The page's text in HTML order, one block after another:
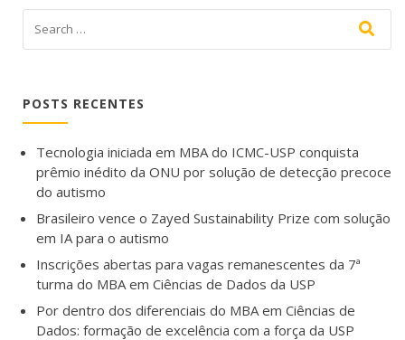
POSTS RECENTES
Tecnologia iniciada em MBA do ICMC-USP conquista
prêmio inédito da ONU por solução de detecção precoce
do autismo
Brasileiro vence o Zayed Sustainability Prize com solução
em IA para o autismo
Inscrições abertas para vagas remanescentes da 7ª
turma do MBA em Ciências de Dados da USP
Por dentro dos diferenciais do MBA em Ciências de
Dados: formação de excelência com a força da USP